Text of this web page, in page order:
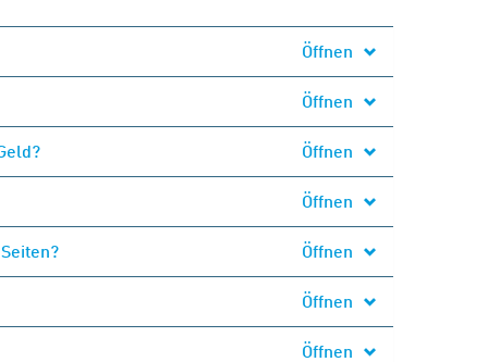
Öffnen
Öffnen
Öffnen
Öffnen
Öffnen
Öffnen
Öffnen